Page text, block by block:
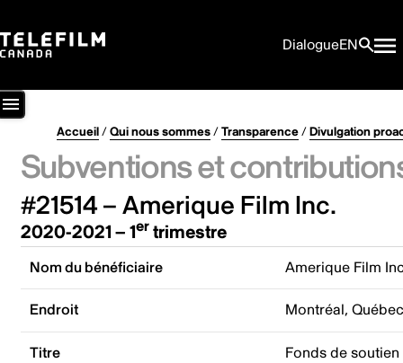
DialogueEN
Accueil/Qui nous sommes/Transparence/Divulgation
Subventions et
#21514 – Amerique Film Inc.
2020-2021 – 1ertrimestre
Nom du bénéficiaire Amerique Film
Endroit Montréal,
Titre Fonds de soutien